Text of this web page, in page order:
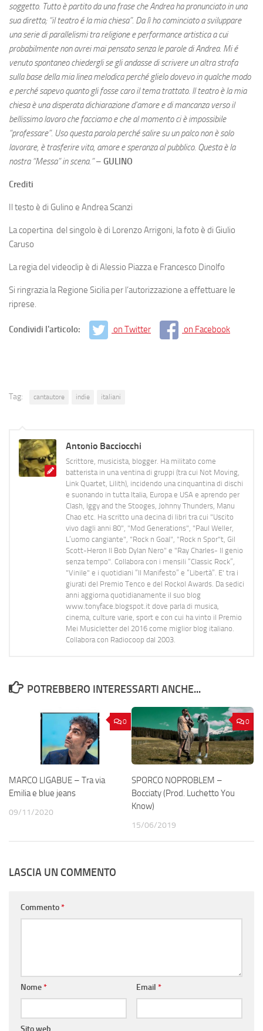
soggetto. Tuttoèpartito da una frase che Andrea ha pronunciato in una
sua diretta; “il teatroéla mia chiesa”. Da lì ho cominciato a sviluppare
una serie di parallelismi tra religione e performance artistica a cui
probabilmente non avrei mai pensato senza le parole di Andrea. Mié
venuto spontaneo chiedergli se gli andasse di scrivere un altra strofa
sulla base della mia linea melodica perchéglielo dovevo in qualche modo
e perchésapevo quanto gli fosse caro il tema trattato. Il teatroèla mia
chiesaèuna disperata dichiarazione d’amore e di mancanza verso il
bellissimo lavoro che facciamo e che al momento cièimpossibile
“professare”. Uso questa parola perchésalire su un palco nonèsolo
lavorare, ètrasferire vita, amore e speranza al pubblico. Questaèla
nostra “Messa” in scena.”– GULINO
Crediti
Il testo è di Gulino e Andrea Scanzi
La copertina del singolo è di Lorenzo Arrigoni, la foto è di Giulio
Caruso
La regia del videoclip è di Alessio Piazza e Francesco Dinolfo
Si ringrazia la Regione Sicilia per l’autorizzazione a effettuare le
riprese.
Condividi l'articolo: on Twitter on Facebook
Tag: cantautore indie italiani
Antonio Bacciocchi
Scrittore, musicista, blogger. Ha militato come
batterista in una ventina di gruppi (tra cui Not Moving,
Link Quartet, Lilith), incidendo una cinquantina di dischi
e suonando in tutta Italia, Europa e USA e aprendo per
Clash, Iggy and the Stooges, Johnny Thunders, Manu
Chao etc. Ha scritto una decina di libri tra cui "Uscito
vivo dagli anni 80", "Mod Generations", "Paul Weller,
L’uomo cangiante", "Rock n Goal", "Rock n Spor"t, Gil
Scott-Heron Il Bob Dylan Nero" e "Ray Charles- Il genio
senza tempo". Collabora con i mensili “Classic Rock”,
"Vinile" e i quotidiani “Il Manifesto” e “Libertà”. E' tra i
giurati del Premio Tenco e del Rockol Awards. Da sedici
anni aggiorna quotidianamente il suo blog
www.tonyface.blogspot.it dove parla di musica,
cinema, culture varie, sport e con cui ha vinto il Premio
Mei Musicletter del 2016 come miglior blog italiano.
Collabora con Radiocoop dal 2003.
POTREBBERO INTERESSARTI ANCHE...
0
MARCO LIGABUE – Tra via
Emilia e blue jeans
09/11/2020
0
SPORCO NOPROBLEM –
Bocciaty (Prod. Luchetto You
Know)
15/06/2019
LASCIA UN COMMENTO
Commento*
Nome* Email *